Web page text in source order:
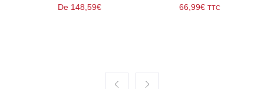
De148,59€ 66,99€ TTC